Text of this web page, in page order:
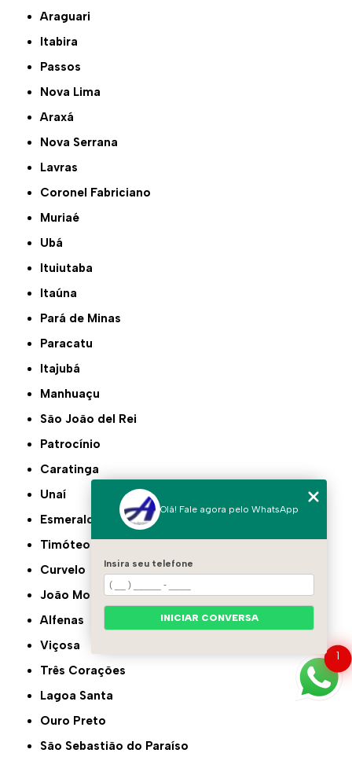
Araguari
Itabira
Passos
Nova Lima
Araxá
Nova Serrana
Lavras
Coronel Fabriciano
Muriaé
Ubá
Ituiutaba
Itaúna
Pará de Minas
Paracatu
Itajubá
Manhuaçu
São João del Rei
Patrocínio
Caratinga
Unaí
Esmeraldas
Timóteo
Curvelo
João Monlevade
Alfenas
Viçosa
Três Corações
Lagoa Santa
Ouro Preto
São Sebastião do Paraíso
Olá! Fale agora pelo WhatsApp
Insira seu telefone
INICIAR CONVERSA